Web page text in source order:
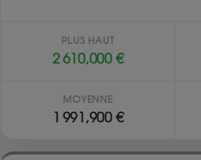
PLUS HAUT
2 610,000 €
MOYENNE
1 991,900 €